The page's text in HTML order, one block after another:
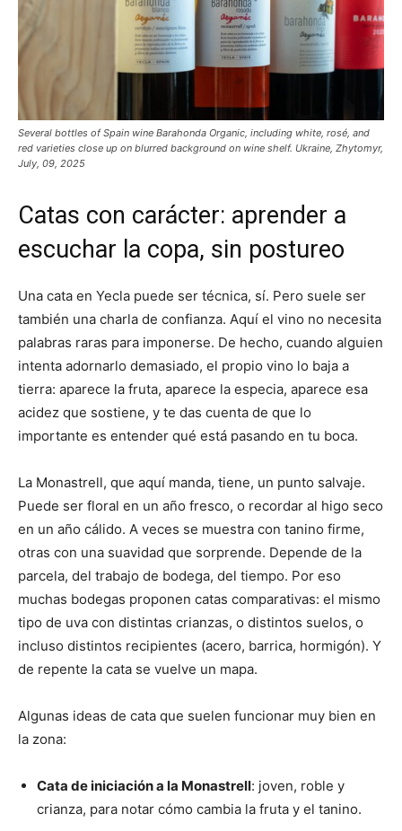
Several bottles of Spain wine Barahonda Organic, including white, rosé, and
red varieties close up on blurred background on wine shelf. Ukraine, Zhytomyr,
July, 09, 2025
Catas con carácter: aprender a
escuchar la copa, sin postureo
Una cata en Yecla puede ser técnica, sí. Pero suele ser
también una charla de confianza. Aquí el vino no necesita
palabras raras para imponerse. De hecho, cuando alguien
intenta adornarlo demasiado, el propio vino lo baja a
tierra: aparece la fruta, aparece la especia, aparece esa
acidez que sostiene, y te das cuenta de que lo
importante es entender qué está pasando en tu boca.
La Monastrell, que aquí manda, tiene, un punto salvaje.
Puede ser floral en un año fresco, o recordar al higo seco
en un año cálido. A veces se muestra con tanino firme,
otras con una suavidad que sorprende. Depende de la
parcela, del trabajo de bodega, del tiempo. Por eso
muchas bodegas proponen catas comparativas: el mismo
tipo de uva con distintas crianzas, o distintos suelos, o
incluso distintos recipientes (acero, barrica, hormigón). Y
de repente la cata se vuelve un mapa.
Algunas ideas de cata que suelen funcionar muy bien en
la zona:
Cata de iniciación a la Monastrell: joven, roble y
crianza, para notar cómo cambia la fruta y el tanino.